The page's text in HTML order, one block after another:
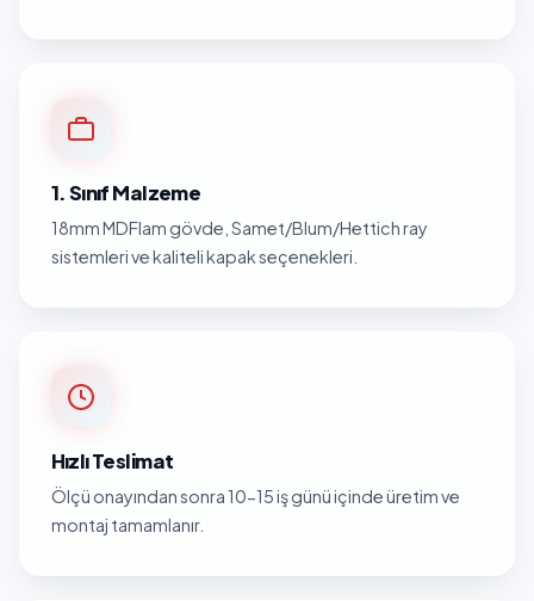
1. Sınıf Malzeme
18mm MDFlam gövde, Samet/Blum/Hettich ray
sistemleri ve kaliteli kapak seçenekleri.
Hızlı Teslimat
Ölçü onayından sonra 10-15 iş günü içinde üretim ve
montaj tamamlanır.